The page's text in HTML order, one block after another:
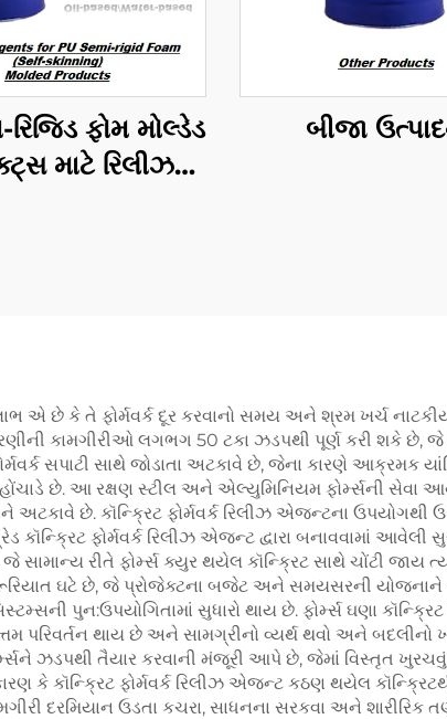
ફોમ મોલ્ડેડ
માટે રિલીઝ
બીજા
એ છે કે તે ફોર્મવર્ક દૂર કરવાનો સમય અને શ્રમ ખર્ચ નાટકીય
કામગીરીઓ લગભગ 50 ટકા ઝડપથી પૂર્ણ કરી શકે છે,
સપાટી સાથે જોડાતા અટકાવે છે, જેના કારણે
છે. આ રક્ષણ સ્ટીલ અને એલ્યુમિનિયમ ફોર્મ્સની સેવા
છે. કૉન્ક્રિટ ફોર્મવર્ક રિલીઝ એજન્ટના ઉપયોગથી
ફોર્મવર્ક રિલીઝ એજન્ટ દ્વારા બનાવવામાં
રીતે ફોર્મ્સ ક્યુર થયેલ કૉન્ક્રિટ સાથે ચોંટી જાય
ઘટે છે, જે પ્રોજેક્ટના બજેટ અને સમયસરની
પુન:ઉપયોગિતામાં સુધારો થાય છે. ફોર્મ્સ ઘણા
પરિવર્તન થાય છે અને સામગ્રીનો વ્યર્થ થવો અને બદલીનો
ઝડપથી તૈયાર કરવાની મંજૂરી આપે છે, જેમાં વિસ્તૃત
કે કૉન્ક્રિટ ફોર્મવર્ક રિલીઝ એજન્ટ કઠણ થયેલ
દરમિયાન ઉડતા કચરા, સાધનના સરકવા અને શારીરિક